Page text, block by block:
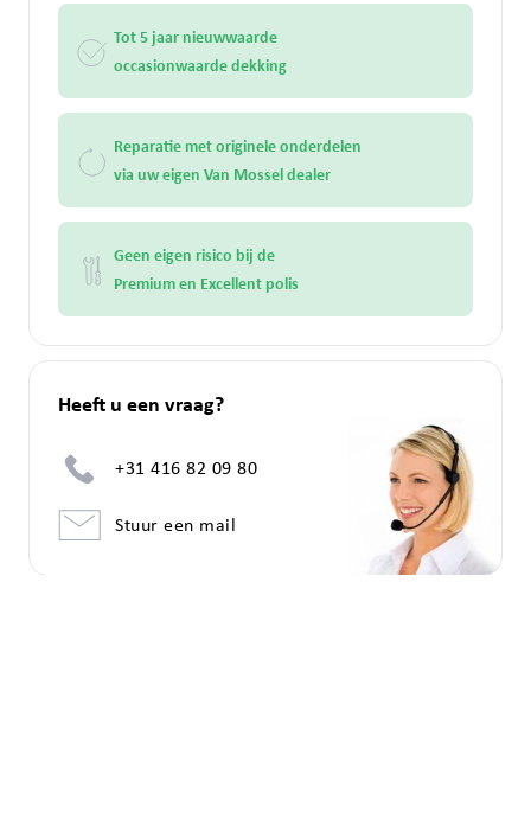
Tot 5 jaar nieuwwaarde
occasionwaarde dekking
Reparatie met originele onderdelen
via uw eigen Van Mossel dealer
Geen eigen risico bij de
Premium en Excellent polis
Heeft u een vraag?
+31 416 82 09 80
Stuur een mail